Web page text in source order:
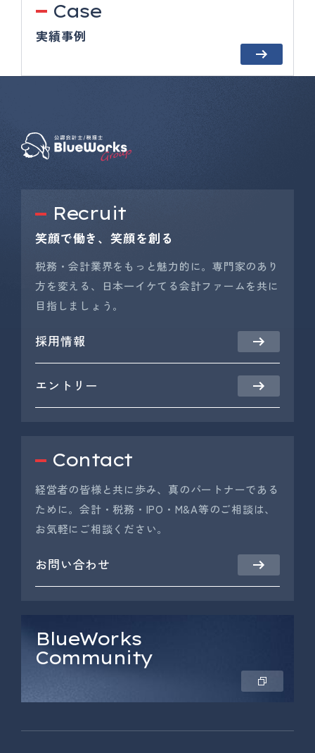
Case
実績事例
Recruit
笑顔で働き、笑顔を創る
税務・会計業界をもっと魅力的に。専門家のあり
方を変える、日本一イケてる会計ファームを共に
目指しましょう。
採用情報
エントリー
Contact
経営者の皆様と共に歩み、真のパートナーである
ために。会計・税務・IPO・M&A等のご相談は、
お気軽にご相談ください。
お問い合わせ
BlueWorks
Community